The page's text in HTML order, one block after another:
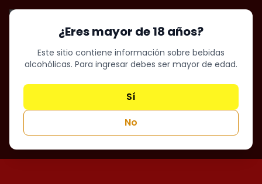
¿Eres mayor de 18 años?
Este sitio contiene información sobre bebidas
alcohólicas. Para ingresar debes ser mayor de edad.
Sí
No